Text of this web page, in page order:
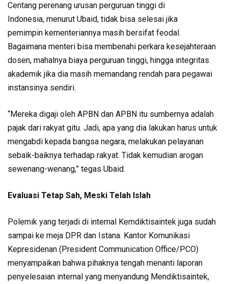
Centang perenang urusan perguruan tinggi di
Indonesia, menurut Ubaid, tidak bisa selesai jika
pemimpin kementeriannya masih bersifat feodal.
Bagaimana menteri bisa membenahi perkara kesejahteraan
dosen, mahalnya biaya perguruan tinggi, hingga integritas
akademik jika dia masih memandang rendah para pegawai
instansinya sendiri.
“Mereka digaji oleh APBN dan APBN itu sumbernya adalah
pajak dari rakyat gitu. Jadi, apa yang dia lakukan harus untuk
mengabdi kepada bangsa negara, melakukan pelayanan
sebaik-baiknya terhadap rakyat. Tidak kemudian arogan
sewenang-wenang,” tegas Ubaid.
Evaluasi Tetap Sah, Meski Telah Islah
Polemik yang terjadi di internal Kemdiktisaintek juga sudah
sampai ke meja DPR dan Istana. Kantor Komunikasi
Kepresidenan (President Communication Office/PCO)
menyampaikan bahwa pihaknya tengah menanti laporan
penyelesaian internal yang menyandung Mendiktisaintek,